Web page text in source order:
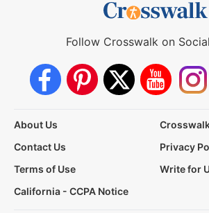
Follow Crosswalk on
About Us
Contact Us
Privacy
Terms of Use
Write for
California - CCPA Notice